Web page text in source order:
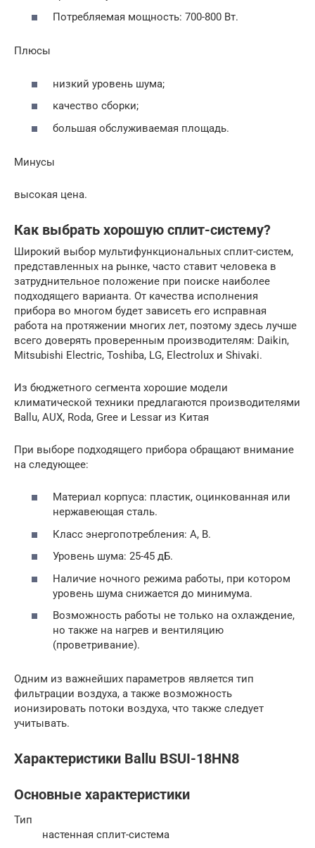
Потребляемая мощность: 700-800 Вт.
Плюсы
низкий уровень шума;
качество сборки;
большая обслуживаемая площадь.
Минусы
высокая цена.
Как выбрать хорошую сплит-систему?
Широкий выбор мультифункциональных сплит-систем,
представленных на рынке, часто ставит человека в
затруднительное положение при поиске наиболее
подходящего варианта. От качества исполнения
прибора во многом будет зависеть его исправная
работа на протяжении многих лет, поэтому здесь лучше
всего доверять проверенным производителям: Daikin,
Mitsubishi Electric, Toshiba, LG, Electrolux и Shivaki.
Из бюджетного сегмента хорошие модели
климатической техники предлагаются производителями
Ballu, AUX, Roda, Gree и Lessar из Китая
При выборе подходящего прибора обращают внимание
на следующее:
Материал корпуса: пластик, оцинкованная или
нержавеющая сталь.
Класс энергопотребления: А, В.
Уровень шума: 25-45 дБ.
Наличие ночного режима работы, при котором
уровень шума снижается до минимума.
Возможность работы не только на охлаждение,
но также на нагрев и вентиляцию
(проветривание).
Одним из важнейших параметров является тип
фильтрации воздуха, а также возможность
ионизировать потоки воздуха, что также следует
учитывать.
Характеристики Ballu BSUI-18HN8
Основные характеристики
Тип
настенная сплит-система